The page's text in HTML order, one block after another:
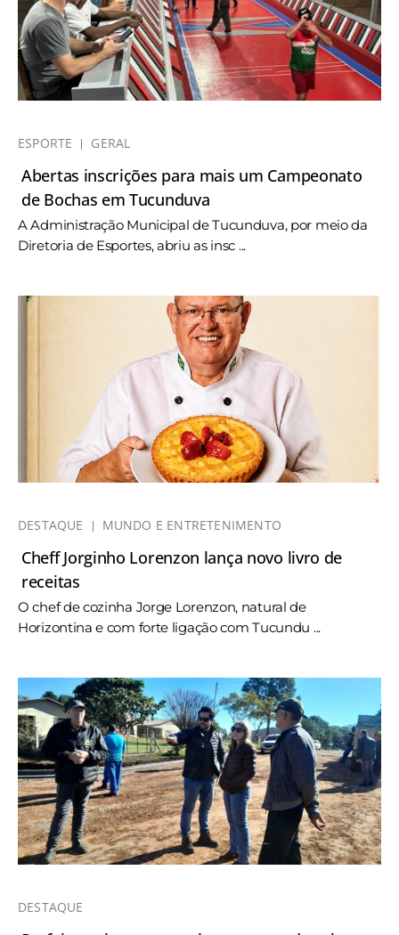
ESPORTE GERAL
Abertas inscrições para mais um Campeonato
de Bochas em Tucunduva
A Administração Municipal de Tucunduva, por meio da
Diretoria de Esportes, abriu as insc ...
DESTAQUE MUNDO E ENTRETENIMENTO
Cheff Jorginho Lorenzon lança novo livro de
receitas
O chef de cozinha Jorge Lorenzon, natural de
Horizontina e com forte ligação com Tucundu ...
DESTAQUE